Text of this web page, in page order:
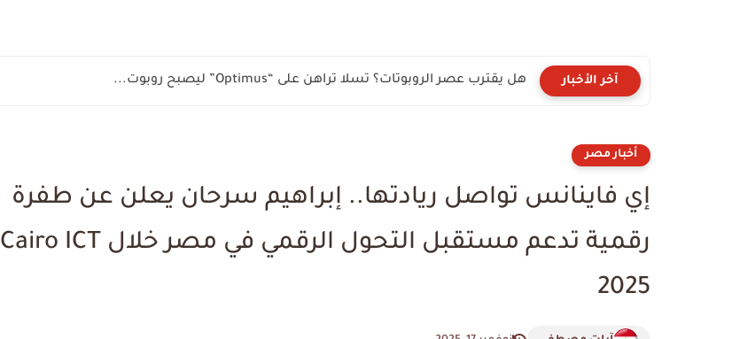
آخر الأخبار هل يقترب عصر الروبوتات؟ تسلا تراهن على “Optimus” ليصبح روبوت...
أخبار مصر
إي فاينانس تواصل ريادتها.. إبراهيم سرحان يعلن عن طفرة
رقمية تدعم مستقبل التحول الرقمي في مصر خلال Cairo ICT
2025